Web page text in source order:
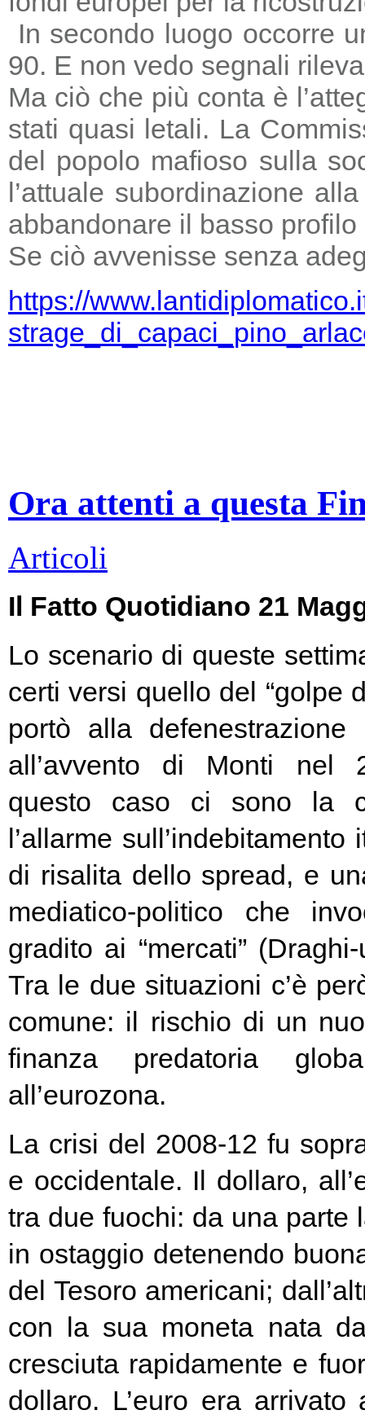
In secondo luogo occorre
90. E non vedo segnali
Ma ciò che più conta è
stati quasi letali. La
del popolo mafioso sulla
l’attuale subordinazione
abbandonare il basso
Se ciò avvenisse senza
https://
Ora attenti a questa
Articoli
Il Fatto Quotidiano 21
Lo scenario di queste
certi versi quello del “golpe
portò alla
all’avvento di Monti nel
questo caso ci sono la
l’allarme
di risalita dello spread, e
mediatico-politico che
gradito ai “mercati”
Tra le due situazioni c’è
comune: il rischio di un
finanza predatoria
all’eurozona.
La crisi del 2008-12 fu
e occidentale. Il dollaro,
tra due fuochi: da una parte
in ostaggio detenendo
del Tesoro americani;
con la sua moneta nata
cresciuta rapidamente e
dollaro. L’euro era